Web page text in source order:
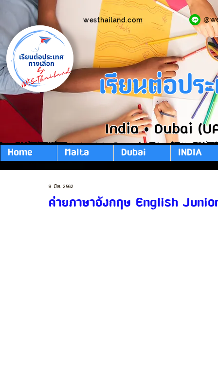
westhailand.com
เรียนต่อปร
India • Dubai
Home Malta Dubai INDIA
ค่ายภาษาอังกฤษ English
9 มิ.ย. 2562